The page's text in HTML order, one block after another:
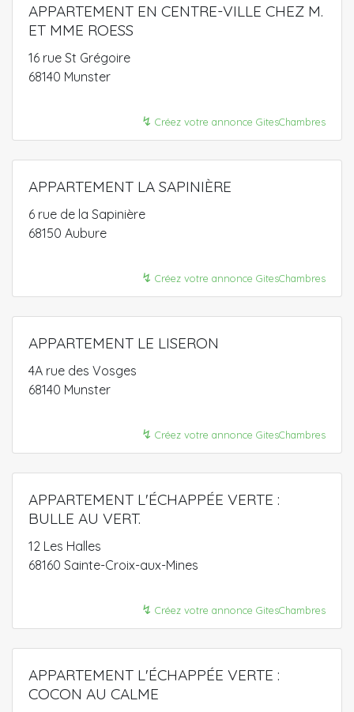
APPARTEMENT EN CENTRE-VILLE CHEZ M.
ET MME ROESS
16 rue St Grégoire
68140 Munster
↯ Créez votre annonce GitesChambres
APPARTEMENT LA SAPINIÈRE
6 rue de la Sapinière
68150 Aubure
↯ Créez votre annonce GitesChambres
APPARTEMENT LE LISERON
4A rue des Vosges
68140 Munster
↯ Créez votre annonce GitesChambres
APPARTEMENT L'ÉCHAPPÉE VERTE :
BULLE AU VERT.
12 Les Halles
68160 Sainte-Croix-aux-Mines
↯ Créez votre annonce GitesChambres
APPARTEMENT L'ÉCHAPPÉE VERTE :
COCON AU CALME